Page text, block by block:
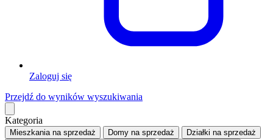
Zaloguj się
Przejdź do wyników wyszukiwania
Kategoria
Mieszkaniana sprzedaż Domy na sprzedaż Działki na sprzedaż